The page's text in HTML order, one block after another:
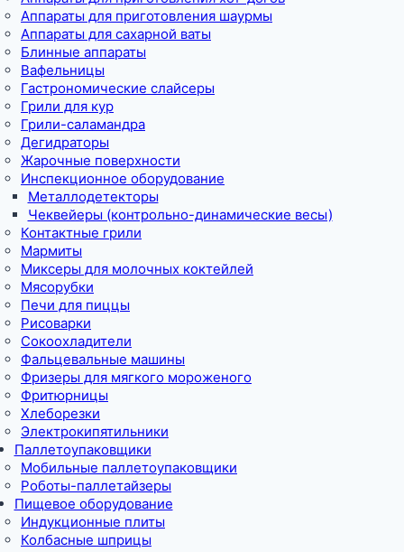
Аппараты для приготовления шаурмы
Аппараты для сахарной ваты
Блинные аппараты
Вафельницы
Гастрономические слайсеры
Грили для кур
Грили-саламандра
Дегидраторы
Жарочные поверхности
Инспекционное оборудование
Металлодетекторы
Чеквейеры (контрольно-динамические весы)
Контактные грили
Мармиты
Миксеры для молочных коктейлей
Мясорубки
Печи для пиццы
Рисоварки
Сокоохладители
Фальцевальные машины
Фризеры для мягкого мороженого
Фритюрницы
Хлеборезки
Электрокипятильники
Паллетоупаковщики
Мобильные паллетоупаковщики
Роботы-паллетайзеры
Пищевое оборудование
Индукционные плиты
Колбасные шприцы